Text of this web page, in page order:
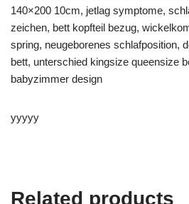
140×200 10cm, jetlag symptome,
zeichen, bett kopfteil bezug,
spring, neugeborenes schlafposition,
bett, unterschied kingsize queensize
babyzimmer design
yyyyy
Related products